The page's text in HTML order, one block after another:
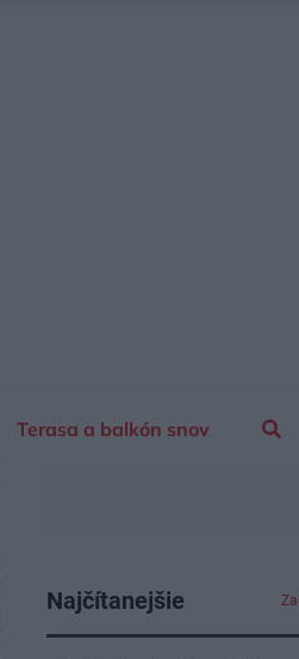
Terasa a balkón snov
Najčítanejšie